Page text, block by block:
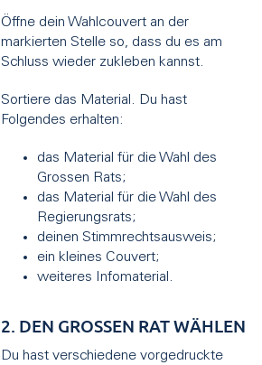
Öffne dein Wahlcouvert an der
markierten Stelle so, dass du es am
Schluss wieder zukleben kannst.
Sortiere das Material. Du hast
Folgendes erhalten:
das Material für die Wahl des
Grossen Rats;
das Material für die Wahl des
Regierungsrats;
deinen Stimmrechtsausweis;
ein kleines Couvert;
weiteres Infomaterial.
2. DEN GROSSEN RAT WÄHLEN
Du hast verschiedene vorgedruckte